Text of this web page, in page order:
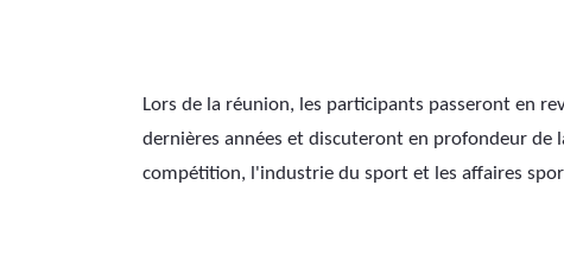
Lors de la réunion, les participants passeront en
dernières années et discuteront en profondeur de
compétition, l'industrie du sport et les affaires